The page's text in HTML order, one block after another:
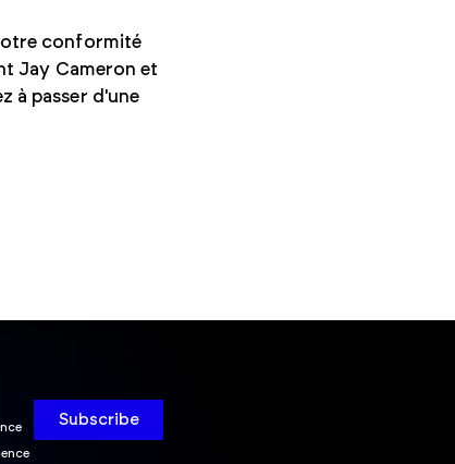
conformité
Jay Cameron et
à passer d'une